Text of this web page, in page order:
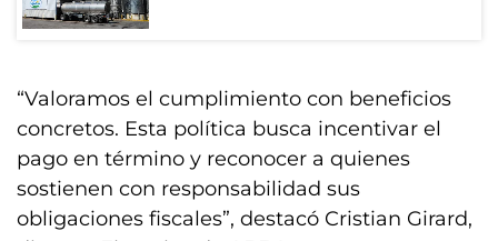
“Valoramos el cumplimiento con beneficios
concretos. Esta política busca incentivar el
pago en término y reconocer a quienes
sostienen con responsabilidad sus
obligaciones fiscales”, destacó Cristian Girard,